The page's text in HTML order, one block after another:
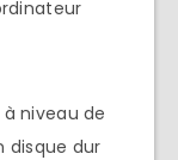
niveau de
disque dur